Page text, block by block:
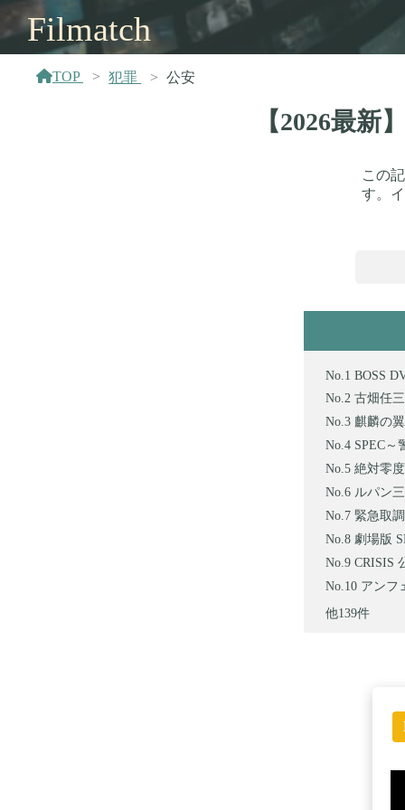
Filmatch
TOP 犯罪 公安
【2026最
この
す。
BOSS
古畑任
麒麟の
SPEC～
絶対零
ルパン
緊急取
劇場版
CRISIS
アンフ
他139件